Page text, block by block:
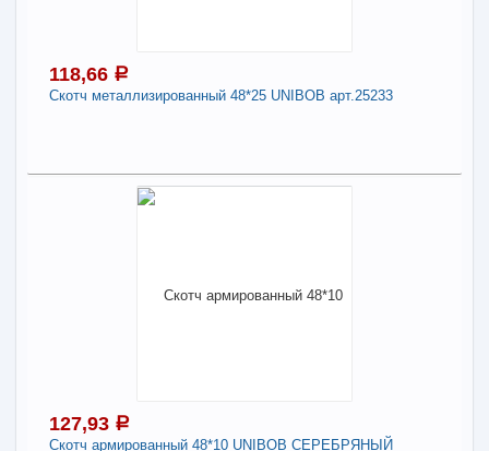
В КОРЗИНУ
Поделиться
118,66 a
Скотч металлизированный 48*25 UNIBOB арт.25233
Наличие товара в магазинах уточняйте по телефону
-
127,93 a
Скотч армированный 48*10 UNIBOB СЕРЕБРЯНЫЙ